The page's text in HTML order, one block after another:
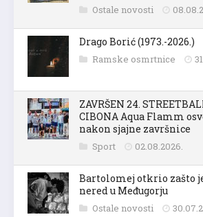
Ostale novosti
Drago Borić (1973.-2026.)
Ramske osmrtnice
ZAVRŠEN 24.
CIBONA Aqua Flamm
nakon sjajne završnice
Sport 02.08.2026.
Bartolomej otkrio zašto
nered u Međugorju
Ostale novosti